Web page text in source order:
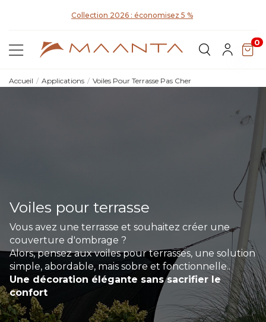
Collection 2026 : économisez 5 %
0
Accueil Applications Voiles Pour Terrasse Pas Cher
Voiles pour terrasse
Vous avez une terrasse et souhaitez créer une
couverture d'ombrage ?
Alors, pensez aux voiles pour terrasses, une solution
simple, abordable, mais sobre et fonctionnelle..
Une décoration élégante sans sacrifier le
confort